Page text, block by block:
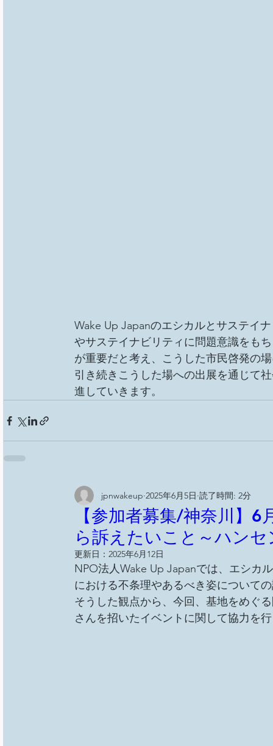
Wake Up Japanのエシカルとサステイ
やサステイナビリティに問題意識をも
が重要だと考え、こうした市民啓発の
引き続きこうした場への出展を通じて
進していきます。
【参加者募集/神奈川】
ら訴えたいこと～ハン
jpnwakeup 2025年6月5日 読了時間: 2分
更新日： 2025年6月12日
NPO法人Wake Up Japanでは、エシカ
における不条理やあるべき姿について
そうした観点から、今回、基地をめぐ
さんを招いたイベントに関して協力を